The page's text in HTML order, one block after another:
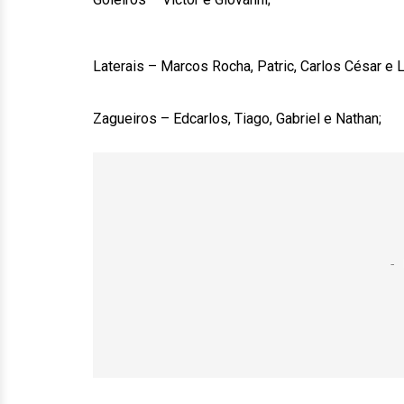
Laterais – Marcos Rocha, Patric, Carlos César e
Zagueiros – Edcarlos, Tiago, Gabriel e Nathan;